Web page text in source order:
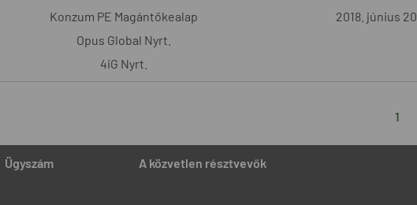
Konzum PE Magántőkealap
Opus Global Nyrt.
4iG Nyrt.
2018. június 20.
1
Ügyszám A közvetlen résztvevők